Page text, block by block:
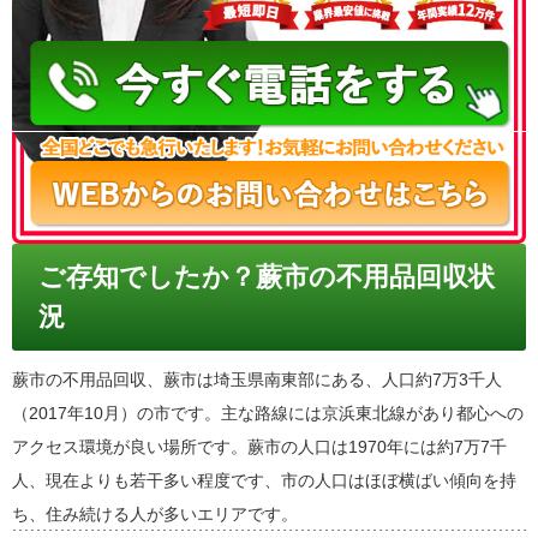
ご存知でしたか？蕨市の不用品回収状
況
蕨市の不用品回収、蕨市は埼玉県南東部にある、人口約7万3千人
（2017年10月）の市です。主な路線には京浜東北線があり都心への
アクセス環境が良い場所です。蕨市の人口は1970年には約7万7千
人、現在よりも若干多い程度です、市の人口はほぼ横ばい傾向を持
ち、住み続ける人が多いエリアです。